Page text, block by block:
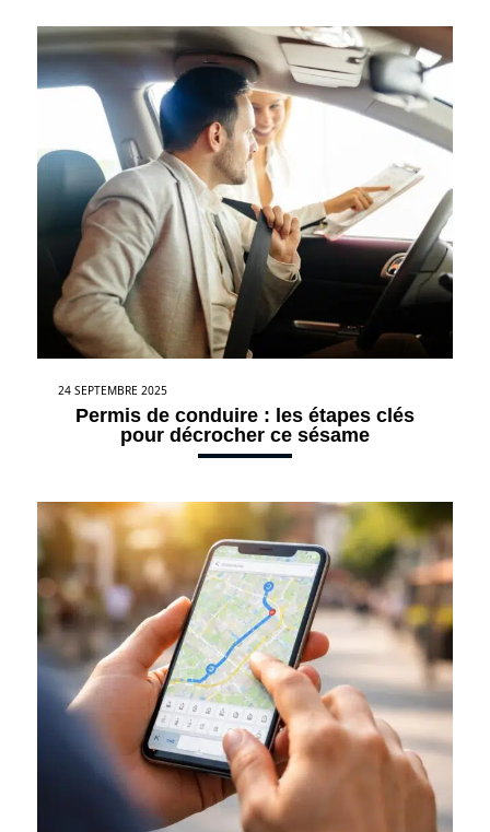
24 SEPTEMBRE 2025
Permis de conduire : les étapes clés
pour décrocher ce sésame